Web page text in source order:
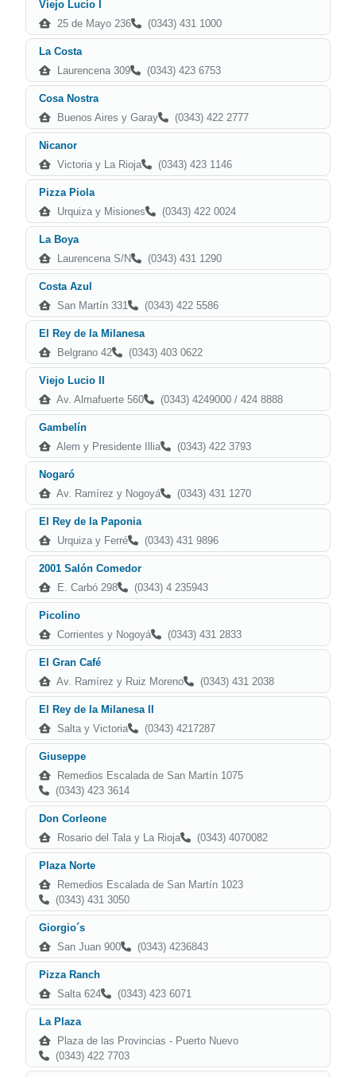
Viejo Lucio I
25 de Mayo 236
(0343) 431 1000
La Costa
Laurencena 309
(0343) 423 6753
Cosa Nostra
Buenos Aires y Garay
(0343) 422 2777
Nicanor
Victoria y La Rioja
(0343) 423 1146
Pizza Piola
Urquiza y Misiones
(0343) 422 0024
La Boya
Laurencena S/N
(0343) 431 1290
Costa Azul
San Martín 331
(0343) 422 5586
El Rey de la Milanesa
Belgrano 42
(0343) 403 0622
Viejo Lucio II
Av. Almafuerte 560
(0343) 4249000 / 424 8888
Gambelín
Alem y Presidente Illia
(0343) 422 3793
Nogaró
Av. Ramírez y Nogoyá
(0343) 431 1270
El Rey de la Paponia
Urquiza y Ferré
(0343) 431 9896
2001 Salón Comedor
E. Carbó 298
(0343) 4 235943
Picolino
Corrientes y Nogoyá
(0343) 431 2833
El Gran Café
Av. Ramírez y Ruiz Moreno
(0343) 431 2038
El Rey de la Milanesa II
Salta y Victoria
(0343) 4217287
Giuseppe
Remedios Escalada de San Martín 1075
(0343) 423 3614
Don Corleone
Rosario del Tala y La Rioja
(0343) 4070082
Plaza Norte
Remedios Escalada de San Martín 1023
(0343) 431 3050
Giorgio´s
San Juan 900
(0343) 4236843
Pizza Ranch
Salta 624
(0343) 423 6071
La Plaza
Plaza de las Provincias - Puerto Nuevo
(0343) 422 7703